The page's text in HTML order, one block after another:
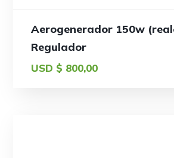
Aerogenerador 150w
Regulador
USD $ 800,00